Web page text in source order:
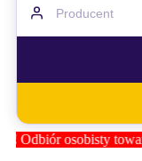
towaru tylko po